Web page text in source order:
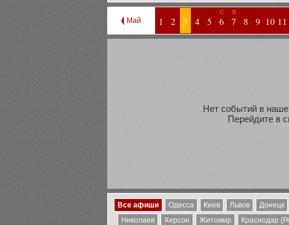
Май 1 2 3 4 5
С
6
В
7 8 9 10 11
Нет событий в
Перейдите в
Все афиши Одесса Киев Львов Донецк
Николаев
Херсон Житомир Краснодар